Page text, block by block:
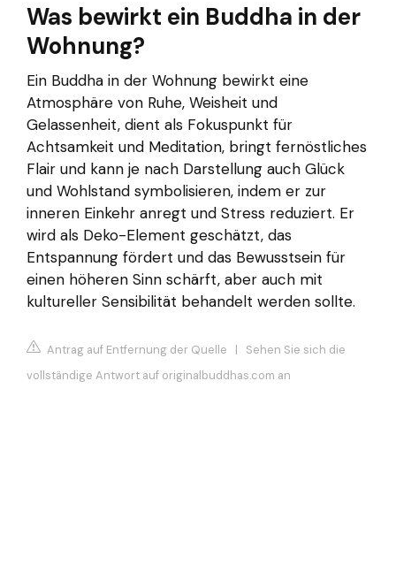
Was bewirkt ein Buddha in der
Wohnung?
Ein Buddha in der Wohnung bewirkt eine
Atmosphäre von Ruhe, Weisheit und
Gelassenheit, dient als Fokuspunkt für
Achtsamkeit und Meditation, bringt fernöstliches
Flair und kann je nach Darstellung auch Glück
und Wohlstand symbolisieren, indem er zur
inneren Einkehr anregt und Stress reduziert. Er
wird als Deko-Element geschätzt, das
Entspannung fördert und das Bewusstsein für
einen höheren Sinn schärft, aber auch mit
kultureller Sensibilität behandelt werden sollte.
Antrag auf Entfernung der Quelle | Sehen Sie sich die
vollständige Antwort auf originalbuddhas.com an